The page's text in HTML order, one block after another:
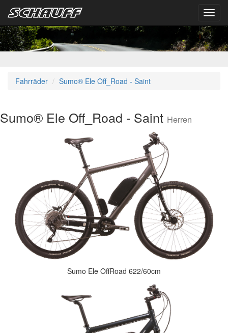
Fahrräder Sumo® Ele Off_Road - Saint
Sumo® Ele Off_Road - Saint Herren
Sumo Ele OffRoad 622/60cm